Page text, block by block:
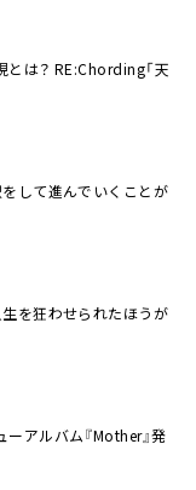
とは？ RE:Chording「天
をして進んでいくことが
生を狂わせられたほうが
アルバム『Mother』発